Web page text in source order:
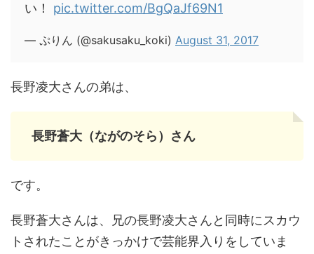
い！ pic.twitter.com/BgQaJf69N1
— ぷりん (@sakusaku_koki) August 31, 2017
長野凌大さんの弟は、
長野蒼大（ながのそら）さん
です。
長野蒼大さんは、兄の長野凌大さんと同時にスカウ
トされたことがきっかけで芸能界入りをしていま